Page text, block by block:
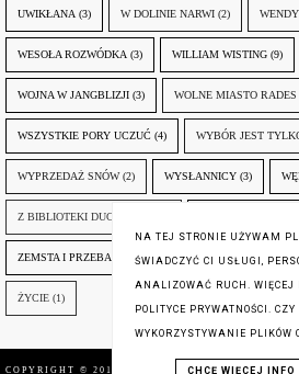
UWIKŁANA (3) W DOLINIE NARWI (2)
WESOŁA ROZWÓDKA (3) WILLIAM WISTING (9)
WOJNA W JANGBLIZJI (3) WOLNE MIASTO RADES
WSZYSTKIE PORY UCZUĆ (4) WYBÓR JEST
WYPRZEDAŻ SNÓW (2) WYSŁANNICY (3)
Z BIBLIOTEKI DUCHA GÓR
ZEMSTA I PRZEBACZENIE (6) ŚLADY ZBRODNI (3)
ŻYCIE (1)
COPYRIGHT © 2016 SUBIEKTYWNIE O
NA TEJ STRONIE UŻYWAM
ŚWIADCZYĆ CI USŁUGI,
ANALIZOWAĆ RUCH.
POLITYCE PRYWATNOŚCI.
WYKORZYSTYWANIE PLIKÓW
CHCĘ WIĘCEJ INFO